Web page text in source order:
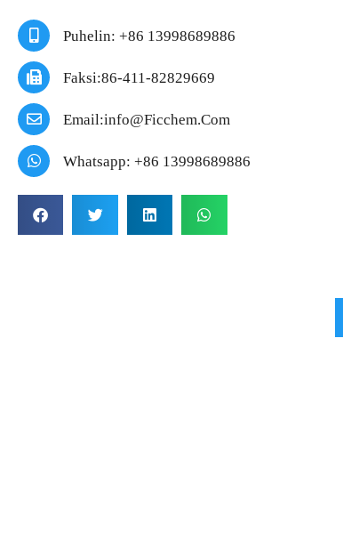
Puhelin: +86 13998689886
Faksi:86-411-82829669
Email:info@ficchem.com
Whatsapp: +86 13998689886